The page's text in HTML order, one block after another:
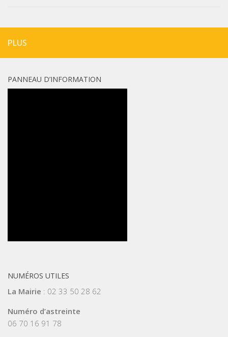
PLUS
PANNEAU D’INFORMATION
NUMÉROS UTILES
La Mairie : 02 33 50 28 62
Numéro d’astreinte
06 70 16 91 78